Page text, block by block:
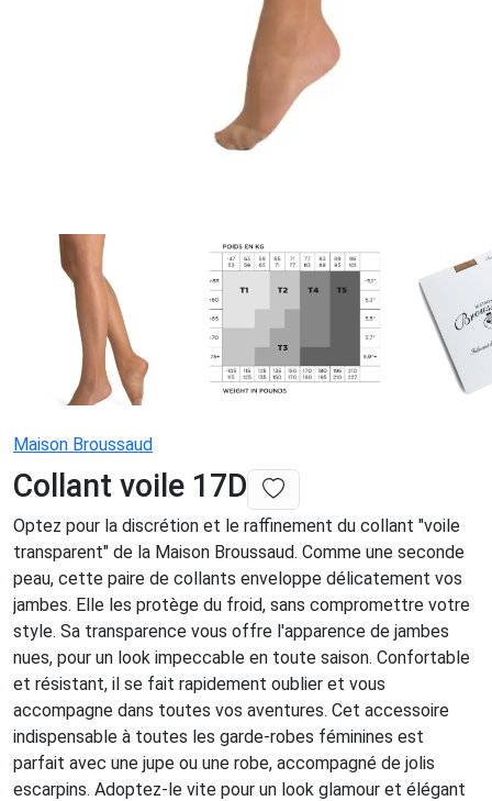
Maison Broussaud
Collant voile 17D
Optez pour la discrétion et le raffinement du collant "voile
transparent" de la Maison Broussaud. Comme une seconde
peau, cette paire de collants enveloppe délicatement vos
jambes. Elle les protège du froid, sans compromettre votre
style. Sa transparence vous offre l'apparence de jambes
nues, pour un look impeccable en toute saison. Confortable
et résistant, il se fait rapidement oublier et vous
accompagne dans toutes vos aventures. Cet accessoire
indispensable à toutes les garde-robes féminines est
parfait avec une jupe ou une robe, accompagné de jolis
escarpins. Adoptez-le vite pour un look glamour et élégant